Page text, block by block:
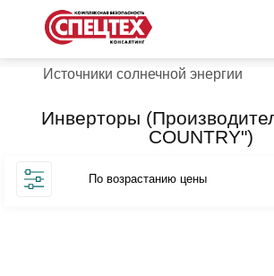
Источники солнечной энергии
Инверторы
COUNTRY")